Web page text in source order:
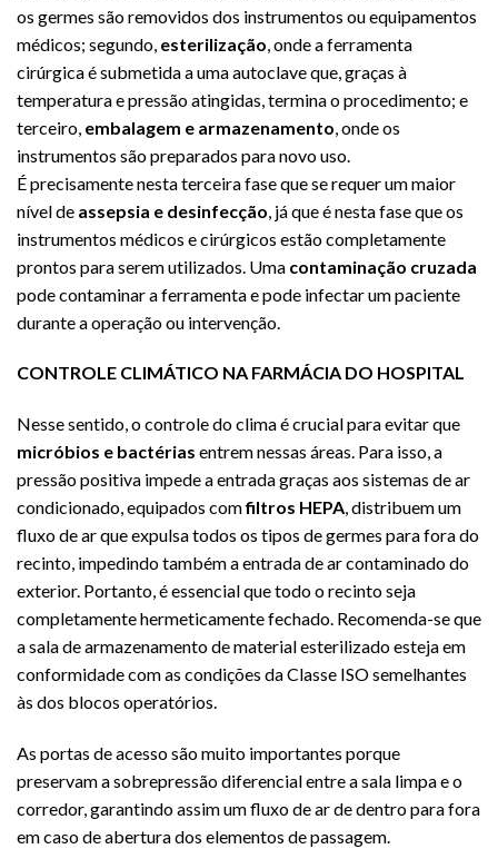
os germes são removidos dos instrumentos ou equipamentos
médicos; segundo, esterilização , onde a ferramenta
cirúrgica é submetida a uma autoclave que, graças à
temperatura e pressão atingidas, termina o procedimento; e
terceiro, embalagem e armazenamento , onde os
instrumentos são preparados para novo uso.
É precisamente nesta terceira fase que se requer um maior
nível de assepsia e desinfecção , já que é nesta fase que os
instrumentos médicos e cirúrgicos estão completamente
prontos para serem utilizados. Uma contaminação cruzada
pode contaminar a ferramenta e pode infectar um paciente
durante a operação ou intervenção.
CONTROLE CLIMÁTICO NA FARMÁCIA DO HOSPITAL
Nesse sentido, o controle do clima é crucial para evitar que
micróbios e bactérias entrem nessas áreas. Para isso, a
pressão positiva impede a entrada graças aos sistemas de ar
condicionado, equipados comfiltros HEPA, distribuem um
fluxo de ar que expulsa todos os tipos de germes para fora do
recinto, impedindo também a entrada de ar contaminado do
exterior. Portanto, é essencial que todo o recinto seja
completamente hermeticamente fechado. Recomenda-se que
a sala de armazenamento de material esterilizado esteja em
conformidade com as condições da Classe ISO semelhantes
às dos blocos operatórios.
As portas de acesso são muito importantes porque
preservam a sobrepressão diferencial entre a sala limpa e o
corredor, garantindo assim um fluxo de ar de dentro para fora
em caso de abertura dos elementos de passagem.